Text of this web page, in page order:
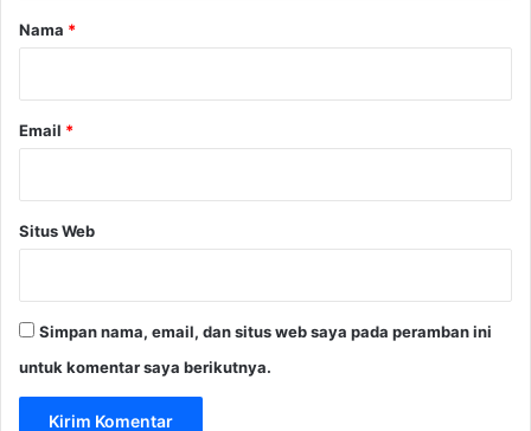
n
b
u
r
Nama *
Email *
Situs Web
Simpan nama, email, dan situs web saya pada peramban ini
untuk komentar saya berikutnya.